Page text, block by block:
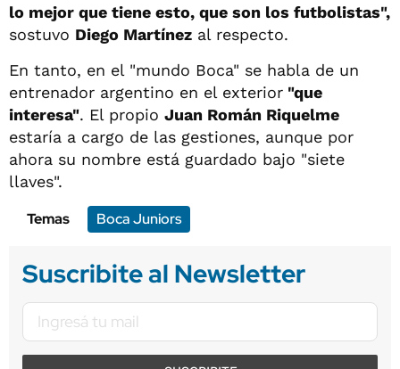
lo mejor que tiene esto, que son los futbolistas",
sostuvo Diego Martínez al respecto.
En tanto, en el "mundo Boca" se habla de un
entrenador argentino en el exterior "que
interesa". El propio Juan Román Riquelme
estaría a cargo de las gestiones, aunque por
ahora su nombre está guardado bajo "siete
llaves".
Temas
Boca Juniors
Suscribite al Newsletter